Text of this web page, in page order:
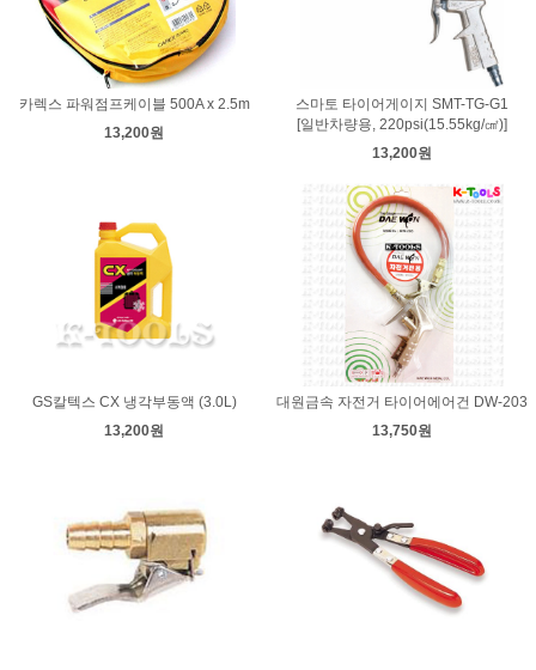
카렉스 파워점프케이블 500A x 2.5m
13,200원
스마토 타이어게이지 SMT-TG-G1
[일반차량용, 220psi(15.55kg/㎠)]
13,200원
GS칼텍스 CX 냉각부동액 (3.0L)
13,200원
대원금속 자전거 타이어에어건 DW-203
13,750원